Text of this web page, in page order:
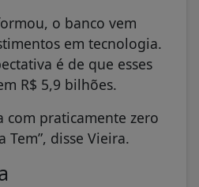
o banco vem
em tecnologia.
é de que esses
R$ 5,9 bilhões.
com praticamente zero
Tem”, disse Vieira.